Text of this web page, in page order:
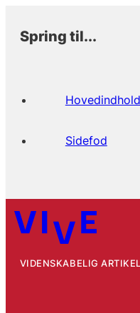
Spring til...
Hovedindhold
Sidefod
VIDENSKABELIG ARTIKEL